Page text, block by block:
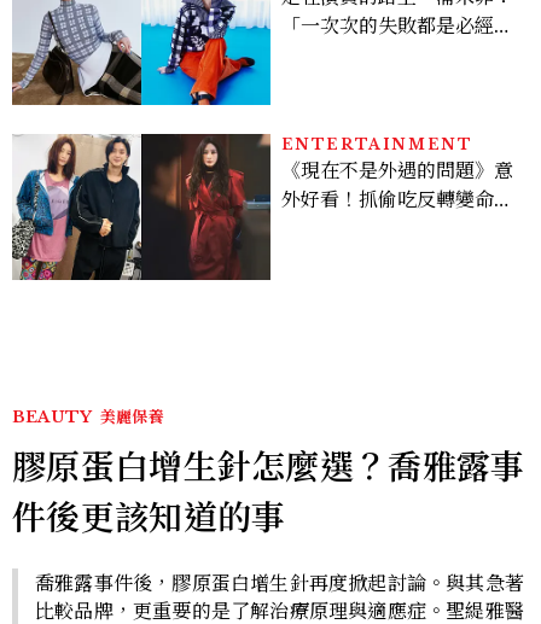
「一次次的失敗都是必經過
ENTERTAINMENT
《現在不是外遇的問題》意
外好看！抓偷吃反轉變命
BEAUTY 美麗保養
膠原蛋白增生針怎麼選？喬雅露事
件後更該知道的事
喬雅露事件後，膠原蛋白增生針再度掀起討論。與其急著
比較品牌，更重要的是了解治療原理與適應症。聖緹雅醫